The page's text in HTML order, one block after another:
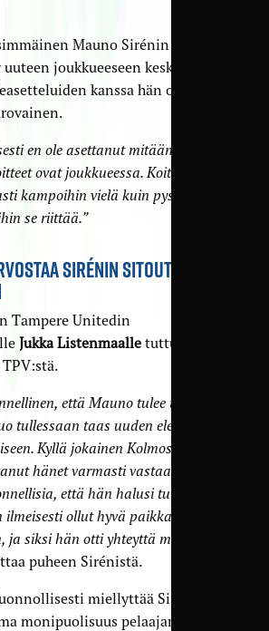
Mauno Sirénin uralla,
joukkueeseen kesken
kanssa hän on
en ole asettanut mitään
ovat joukkueessa. Koitetaan
kampoihin vielä kuin pystytään
se riittää.”
SIRÉNIN SITOUTUMISTA
Tampere Unitedin
Jukka Listenmaalletuttu pelaaja
että Mauno tulee tähän
tullessaan taas uuden elementin
Kyllä jokainen Kolmosen
hänet varmasti vastaan.
että hän halusi tulla juuri
ilmeisesti ollut hyvä paikka hänelle
siksi hän otti yhteyttä meihin”
puheen Sirénistä.
miellyttää Sirénin
monipuolisuus pelaajana.